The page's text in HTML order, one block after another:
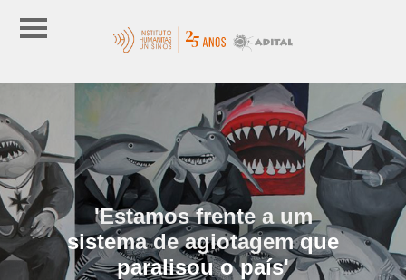
'Estamos frente a um
sistema de agiotagem que
paralisou o país'